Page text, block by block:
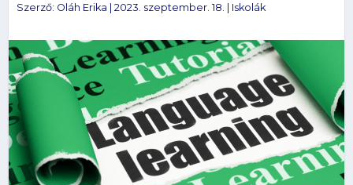
Szerző: Oláh Erika |2023. szeptember. 18. Iskolák